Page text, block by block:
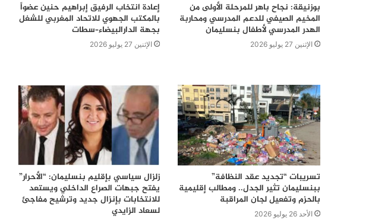
بوزنيقة: نجاح باهر للمرحلة الأولى من
المخيم الصيفي للدعم المدرسي ومحاربة
الهدر المدرسي لأطفال بنسليمان
الإثنين 27 يوليو 2026
إعادة انتخاب الرفيق إبراهيم حنين عضواً
بالمكتب الجهوي للاتحاد المغربي للشغل
بجهة الدارالبيضاء–سطات
الإثنين 27 يوليو 2026
تسريبات “تجديد عقد النظافة”
ببنسليمان تثير الجدل.. ومطالب إقليمية
بالحزم وتفعيل لجان المراقبة
الأحد 26 يوليو 2026
زلزال سياسي بإقليم بنسليمان: “الأحرار”
يفتح جبهات الصراع الداخلي ويستعد
للانتخابات بإنزال جديد وترشيح مفاجئ
لسعاد الزايدي